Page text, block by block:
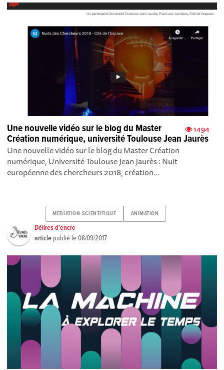
1494
Une nouvelle vidéo sur le blog du Master
Création numérique, université Toulouse Jean Jaurès
Une nouvelle vidéo sur le blog du Master Création
numérique, Université Toulouse Jean Jaurès : Nuit
européenne des chercheurs 2018, création...
MEDIATION-SCIENTIFIQUE ANIMATION
Délires d'encre
article publié le08/09/2017